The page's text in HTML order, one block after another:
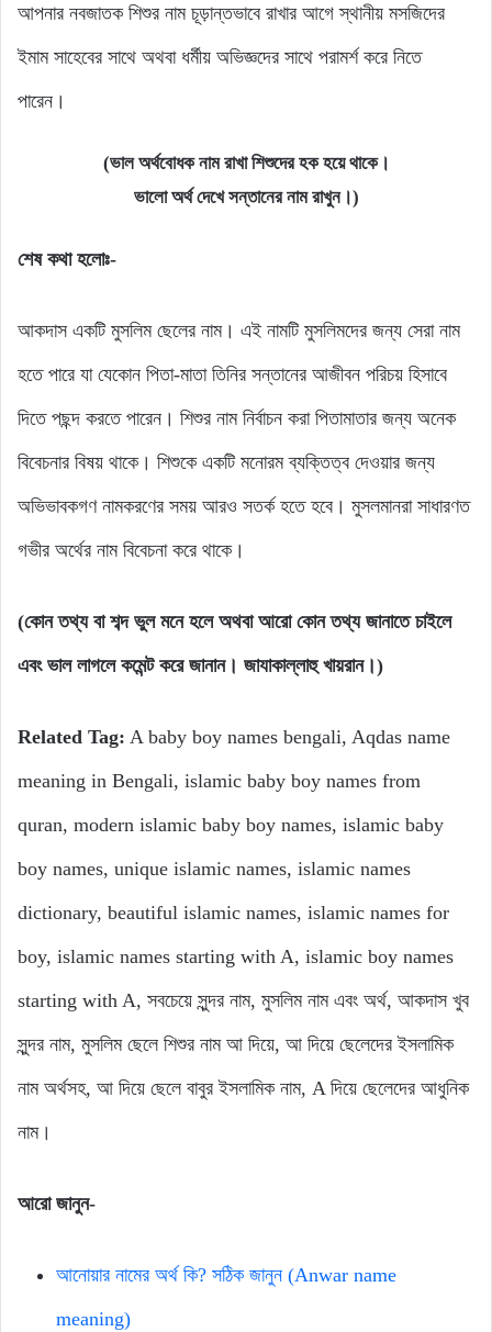
আপনার নবজাতক শিশুর নাম চূড়ান্তভাবে রাখার আগে স্থানীয় মসজিদের
ইমাম সাহেবের সাথে অথবা ধর্মীয় অভিজ্ঞদের সাথে পরামর্শ করে নিতে
পারেন।
(ভাল অর্থবোধক নাম রাখা শিশুদের হক হয়ে থাকে।
ভালো অর্থ দেখে সন্তানের নাম রাখুন।)
শেষ কথা হলোঃ-
আকদাস একটি মুসলিম ছেলের নাম। এই নামটি মুসলিমদের জন্য সেরা নাম
হতে পারে যা যেকোন পিতা-মাতা তিনির সন্তানের আজীবন পরিচয় হিসাবে
দিতে পছন্দ করতে পারেন। শিশুর নাম নির্বাচন করা পিতামাতার জন্য অনেক
বিবেচনার বিষয় থাকে। শিশুকে একটি মনোরম ব্যক্তিত্ব দেওয়ার জন্য
অভিভাবকগণ নামকরণের সময় আরও সতর্ক হতে হবে। মুসলমানরা সাধারণত
গভীর অর্থের নাম বিবেচনা করে থাকে।
(কোন তথ্য বা শব্দ ভুল মনে হলে অথবা আরো কোন তথ্য জানাতে চাইলে
এবং ভাল লাগলে কমেন্ট করে জানান। জাযাকাল্লাহু খায়রান।)
Related Tag: A baby boy names bengali, Aqdas name
meaning in Bengali, islamic baby boy names from
quran, modern islamic baby boy names, islamic baby
boy names, unique islamic names, islamic names
dictionary, beautiful islamic names, islamic names for
boy, islamic names starting with A, islamic boy names
starting with A, সবচেয়ে সুন্দর নাম, মুসলিম নাম এবং অর্থ, আকদাস খুব
সুন্দর নাম, মুসলিম ছেলে শিশুর নাম আ দিয়ে, আ দিয়ে ছেলেদের ইসলামিক
নাম অর্থসহ, আ দিয়ে ছেলে বাবুর ইসলামিক নাম, A দিয়ে ছেলেদের আধুনিক
নাম।
আরো জানুন-
আনোয়ার নামের অর্থ কি? সঠিক জানুন (Anwar name
meaning)